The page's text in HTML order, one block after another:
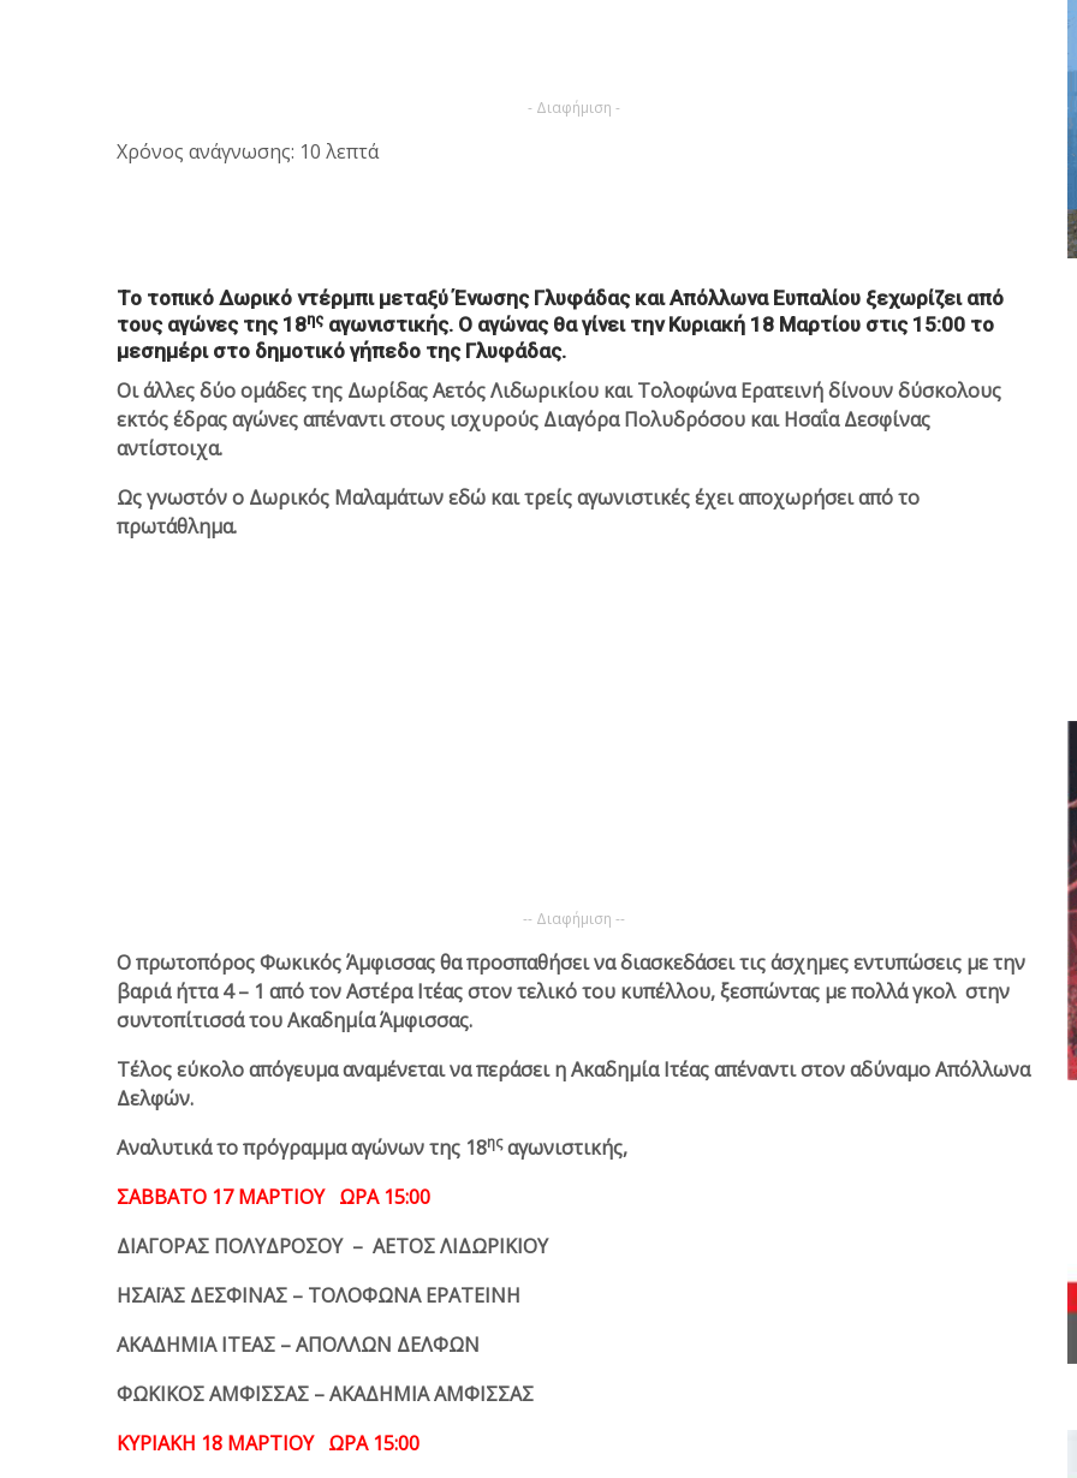
- Διαφήμιση -
Χρόνος ανάγνωσης: 10 λεπτά
Το τοπικό Δωρικό ντέρμπι μεταξύ Ένωσης Γλυφάδας και Απόλλωνα Ευπαλίου ξεχωρίζει από
τους αγώνες της 18ης αγωνιστικής. Ο αγώνας θα γίνει την Κυριακή 18 Μαρτίου στις 15:00 το
μεσημέρι στο δημοτικό γήπεδο της Γλυφάδας.
Οι άλλες δύο ομάδες της Δωρίδας Αετός Λιδωρικίου και Τολοφώνα Ερατεινή δίνουν δύσκολους
εκτός έδρας αγώνες απέναντι στους ισχυρούς Διαγόρα Πολυδρόσου και Ησαΐα Δεσφίνας
αντίστοιχα.
Ως γνωστόν ο Δωρικός Μαλαμάτων εδώ και τρείς αγωνιστικές έχει αποχωρήσει από το
πρωτάθλημα.
-- Διαφήμιση --
Ο πρωτοπόρος Φωκικός Άμφισσας θα προσπαθήσει να διασκεδάσει τις άσχημες εντυπώσεις με την
βαριά ήττα 4 – 1 από τον Αστέρα Ιτέας στον τελικό του κυπέλλου, ξεσπώντας με πολλά γκολ στην
συντοπίτισσά του Ακαδημία Άμφισσας.
Τέλος εύκολο απόγευμα αναμένεται να περάσει η Ακαδημία Ιτέας απέναντι στον αδύναμο Απόλλωνα
Δελφών.
Αναλυτικά το πρόγραμμα αγώνων της 18ηςαγωνιστικής,
ΣΑΒΒΑΤΟ 17 ΜΑΡΤΙΟΥ ΩΡΑ 15:00
ΔΙΑΓΟΡΑΣ ΠΟΛΥΔΡΟΣΟΥ – ΑΕΤΟΣ ΛΙΔΩΡΙΚΙΟΥ
ΗΣΑΪΑΣ ΔΕΣΦΙΝΑΣ – ΤΟΛΟΦΩΝΑ ΕΡΑΤΕΙΝΗ
ΑΚΑΔΗΜΙΑ ΙΤΕΑΣ – ΑΠΟΛΛΩΝ ΔΕΛΦΩΝ
ΦΩΚΙΚΟΣ ΑΜΦΙΣΣΑΣ – ΑΚΑΔΗΜΙΑ ΑΜΦΙΣΣΑΣ
ΚΥΡΙΑΚΗ 18 ΜΑΡΤΙΟΥ ΩΡΑ 15:00